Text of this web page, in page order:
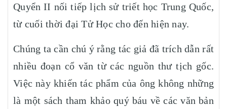
Quyển II nối tiếp lịch sử triết học Trung Quốc,
từ cuối thời đại Tử Học cho đến hiện nay.
Chúng ta cần chú ý rằng tác giả đã trích dẫn rất
nhiều đoạn cổ văn từ các nguồn thư tịch gốc.
Việc này khiến tác phẩm của ông không những
là một sách tham khảo quý báu về các văn bản